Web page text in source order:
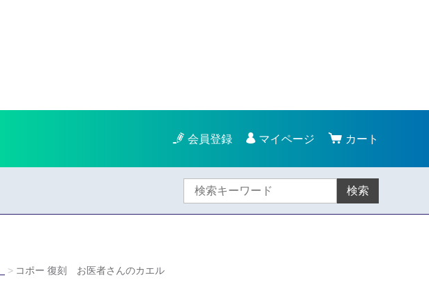
会員登録 マイページ カート
検索
コポー 復刻 お医者さんのカエル